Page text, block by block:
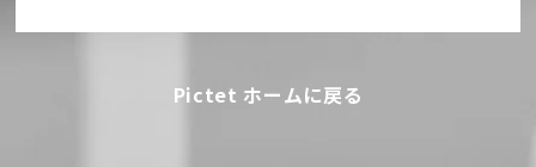
Pictet ホームに戻る